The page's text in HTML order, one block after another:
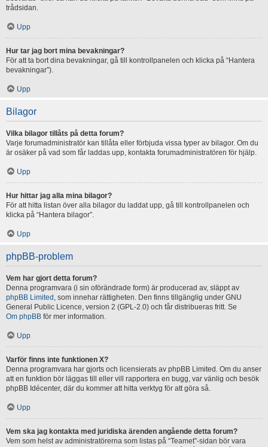
trådsidan.
Upp
Hur tar jag bort mina bevakningar?
För att ta bort dina bevakningar, gå till kontrollpanelen och klicka på “Hantera
bevakningar”).
Upp
Bilagor
Vilka bilagor tillåts på detta forum?
Varje forumadministratör kan tillåta eller förbjuda vissa typer av bilagor. Om du
är osäker på vad som får laddas upp, kontakta forumadministratören för hjälp.
Upp
Hur hittar jag alla mina bilagor?
För att hitta listan över alla bilagor du laddat upp, gå till kontrollpanelen och
klicka på “Hantera bilagor”.
Upp
phpBB-problem
Vem har gjort detta forum?
Denna programvara (i sin oförändrade form) är producerad av, släppt av
phpBB Limited , som innehar rättigheten. Den finns tillgänglig under GNU
General Public Licence, version 2 (GPL-2.0) och får distribueras fritt. Se
Om phpBB för mer information.
Upp
Varför finns inte funktionen X?
Denna programvara har gjorts och licensierats av phpBB Limited. Om du anser
att en funktion bör läggas till eller vill rapportera en bugg, var vänlig och besök
phpBB Idécenter, där du kommer att hitta verktyg för att göra så.
Upp
Vem ska jag kontakta med juridiska ärenden angående detta forum?
Vem som helst av administratörerna som listas på “Teamet”-sidan bör vara